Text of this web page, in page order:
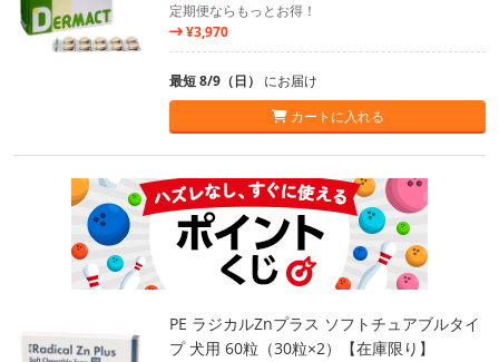
定期便ならもっとお得！
¥3,970
最短 8/9（日） にお届け
カートに入れる
PE ラジカルZnプラス ソフトチュアブルタイ
プ 犬用 60粒（30粒×2）【在庫限り】